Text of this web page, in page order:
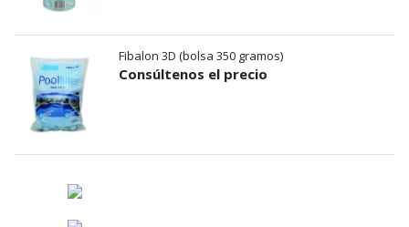
Fibalon 3D (bolsa 350 gramos)
Consúltenos el precio